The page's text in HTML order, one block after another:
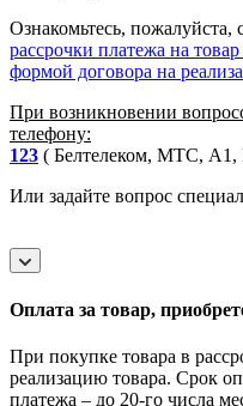
Ознакомьтесь, пожалуйста,
рассрочки платежа на
формой договора на
При возникновении
телефону:
123 ( Белтелеком, МТС, A1,
Или задайте вопрос
Оплата за товар,
При покупке товара в
реализацию товара. Срок
платежа – до 20-го числа